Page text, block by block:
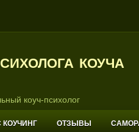
коуча
коуч-психолог
КОУЧИНГ ОТЗЫВЫ